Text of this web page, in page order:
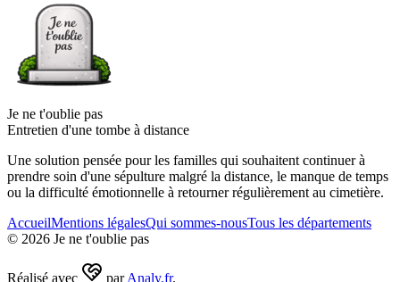
Je ne t'oublie pas
Entretien d'une tombe à distance
Une solution pensée pour les familles qui souhaitent continuer à
prendre soin d'une sépulture malgré la distance, le manque de temps
ou la difficulté émotionnelle à retourner régulièrement au cimetière.
AccueilMentions légalesQui sommes-nousTous les départements
© 2026 Je ne t'oublie pas
Réalisé avec par Analy.fr.